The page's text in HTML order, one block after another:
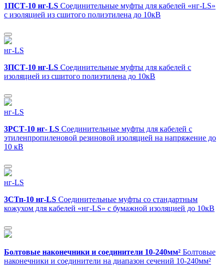
1ПСТ-10 нг-LS Соединительные муфты для кабелей «нг-LS»
с изоляцией из сшитого полиэтилена до 10кВ
нг-LS
3ПСТ-10 нг-LS Соединительные муфты для кабелей с
изоляцией из сшитого полиэтилена до 10кВ
нг-LS
3РСТ-10 нг- LS Соединительные муфты для кабелей с
этиленпропиленовой резиновой изоляцией на напряжение до
10 кВ
нг-LS
3СТп-10 нг-LS Соединительные муфты со стандартным
кожухом для кабелей «нг-LS» с бумажной изоляцией до 10кВ
Болтовые наконечники и соединители 10-240мм² Болтовые
наконечники и соединители на диапазон сечений 10-240мм²